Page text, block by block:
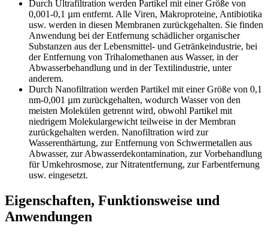
Durch Ultrafiltration werden Partikel mit einer Größe von
0,001-0,1 µm entfernt. Alle Viren, Makroproteine, Antibiotika
usw. werden in diesen Membranen zurückgehalten. Sie finden
Anwendung bei der Entfernung schädlicher organischer
Substanzen aus der Lebensmittel- und Getränkeindustrie, bei
der Entfernung von Trihalomethanen aus Wasser, in der
Abwasserbehandlung und in der Textilindustrie, unter
anderem.
Durch Nanofiltration werden Partikel mit einer Größe von 0,1
nm-0,001 µm zurückgehalten, wodurch Wasser von den
meisten Molekülen getrennt wird, obwohl Partikel mit
niedrigem Molekulargewicht teilweise in der Membran
zurückgehalten werden. Nanofiltration wird zur
Wasserenthärtung, zur Entfernung von Schwermetallen aus
Abwasser, zur Abwasserdekontamination, zur Vorbehandlung
für Umkehrosmose, zur Nitratentfernung, zur Farbentfernung
usw. eingesetzt.
Eigenschaften, Funktionsweise und
Anwendungen